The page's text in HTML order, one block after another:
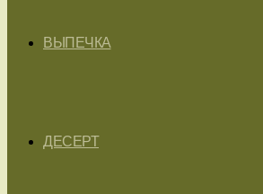
ВЫПЕЧКА
ДЕСЕРТ